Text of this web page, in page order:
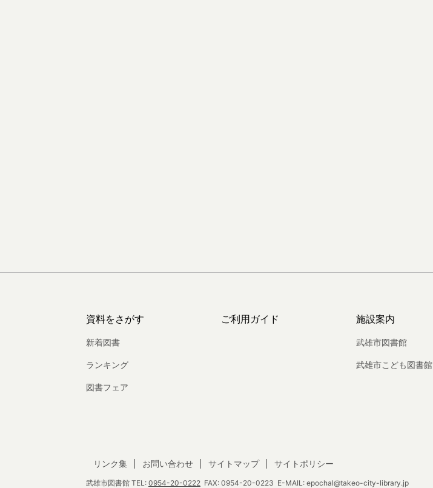
資料をさがす
新着図書
ランキング
図書フェア
ご利用ガイド 施設案内
武雄市図書館
武雄市こども図書館
武雄市図書館 TEL: 0954-20-0222 FAX: 0954-20-0223 E-MAIL: epochal@takeo-city-library.jp
リンク集 お問い合わせ サイトマップ サイトポリシー